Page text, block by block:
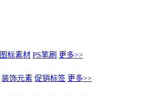
图标素材 PS笔刷 更多>>
装饰元素 促销标签 更多>>